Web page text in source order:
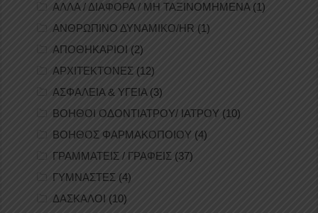
ΑΛΛΑ / ΔΙΑΦΟΡΑ / ΜΗ ΤΑΞΙΝΟΜΗΜΕΝΑ(1)
ΑΝΘΡΩΠΙΝΟ ΔΥΝΑΜΙΚΟ/HR (1)
ΑΠΟΘΗΚΑΡΙΟΙ (2)
ΑΡΧΙΤΕΚΤΟΝΕΣ (12)
ΑΣΦΑΛΕΙΑ & ΥΓΕΙΑ(3)
ΒΟΗΘΟΙ ΟΔΟΝΤΙΑΤΡΟΥ/ ΙΑΤΡΟΥ (10)
ΒΟΗΘΟΣ ΦΑΡΜΑΚΟΠΟΙΟΥ (4)
ΓΡΑΜΜΑΤΕΙΣ / ΓΡΑΦΕΙΣ (37)
ΓΥΜΝΑΣΤΕΣ (4)
ΔΑΣΚΑΛΟΙ (10)